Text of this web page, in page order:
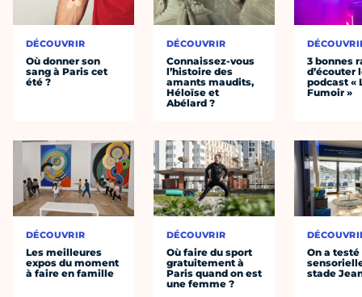
DÉCOUVRIR
Où donner son
sang à Paris cet
été ?
DÉCOUVRIR
Les meilleures
expos du moment
à faire en famille
DÉCOUVRIR
Connaissez-vous
l’histoire des
amants maudits,
Héloïse et
Abélard ?
DÉCOUVRIR
Où faire du sport
gratuitement à
Paris quand on est
une femme ?
3 bonnes
d’écouter
podcast «
Fumoir »
On a
stade